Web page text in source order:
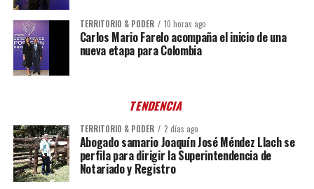
TERRITORIO & PODER 10 horas ago
Carlos Mario Farelo acompaña el inicio de una
nueva etapa para Colombia
TENDENCIA
TERRITORIO & PODER 2 días ago
Abogado samario Joaquín José Méndez Llach se
perfila para dirigir la Superintendencia de
Notariado y Registro